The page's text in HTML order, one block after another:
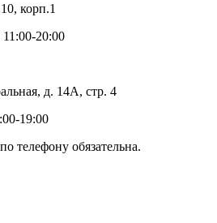
корп.1
20:00
д. 14А, стр. 4
19:00
телефону обязательна.